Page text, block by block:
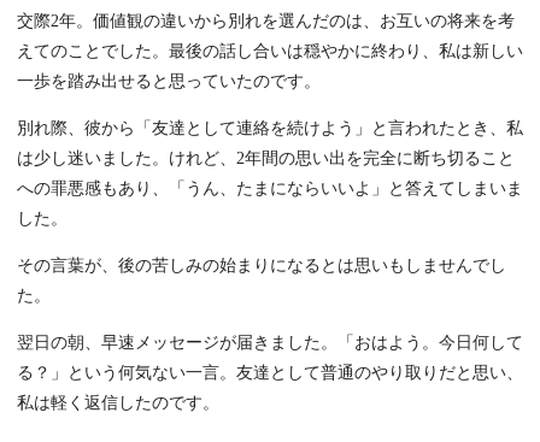
交際2年。価値観の違いから別れを選んだのは、お互いの将来を考
えてのことでした。最後の話し合いは穏やかに終わり、私は新しい
一歩を踏み出せると思っていたのです。
別れ際、彼から「友達として連絡を続けよう」と言われたとき、私
は少し迷いました。けれど、2年間の思い出を完全に断ち切ること
への罪悪感もあり、「うん、たまにならいいよ」と答えてしまいま
した。
その言葉が、後の苦しみの始まりになるとは思いもしませんでし
た。
翌日の朝、早速メッセージが届きました。「おはよう。今日何して
る？」という何気ない一言。友達として普通のやり取りだと思い、
私は軽く返信したのです。